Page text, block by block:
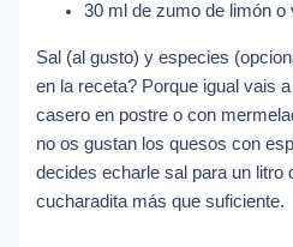
30 ml de zumo de limón o
Sal (al gusto) y especies
en la receta? Porque igual vais
casero en postre o con
no os gustan los quesos con
decides echarle sal para un litro
cucharadita más que suficiente.